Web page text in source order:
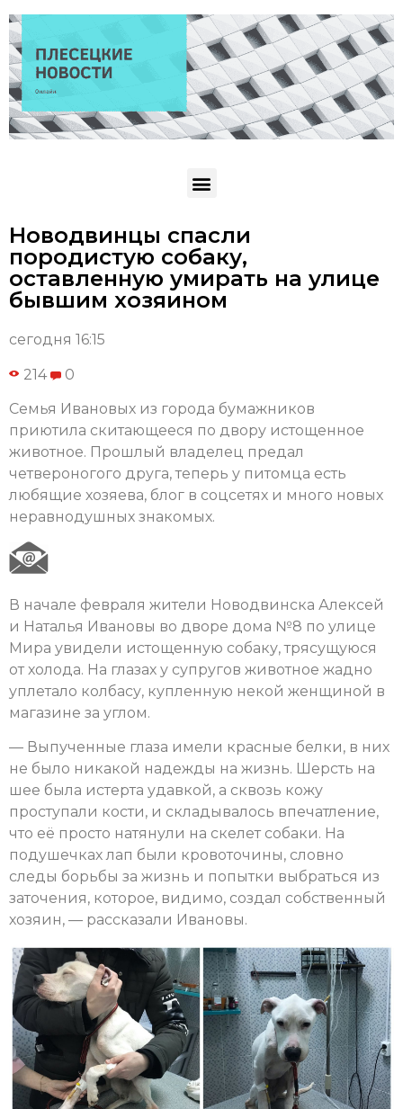
Новодвинцы спасли
породистую собаку,
оставленную умирать на улице
бывшим хозяином
сегодня 16:15
214 0
Семья Ивановых из города бумажников
приютила скитающееся по двору истощенное
животное. Прошлый владелец предал
четвероногого друга, теперь у питомца есть
любящие хозяева, блог в соцсетях и много новых
неравнодушных знакомых.
В начале февраля жители Новодвинска Алексей
и Наталья Ивановы во дворе дома №8 по улице
Мира увидели истощенную собаку, трясущуюся
от холода. На глазах у супругов животное жадно
уплетало колбасу, купленную некой женщиной в
магазине за углом.
— Выпученные глаза имели красные белки, в них
не было никакой надежды на жизнь. Шерсть на
шее была истерта удавкой, а сквозь кожу
проступали кости, и складывалось впечатление,
что её просто натянули на скелет собаки. На
подушечках лап были кровоточины, словно
следы борьбы за жизнь и попытки выбраться из
заточения, которое, видимо, создал собственный
хозяин, — рассказали Ивановы.